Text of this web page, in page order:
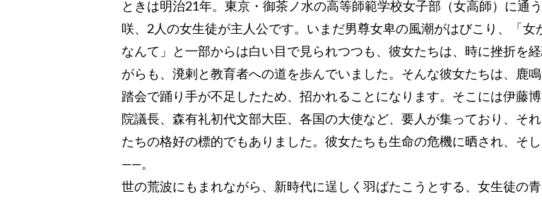
ときは明治21年。東京・御茶ノ水の高等師範学校女子部（女高師）に通
咲、2人の女生徒が主人公です。いまだ男尊女卑の風潮がはびこり、「女
なんて」と一部からは白い目で見られつつも、彼女たちは、時に挫折を
がらも、溌剌と教育者への道を歩んでいました。そんな彼女たちは、鹿
踏会で踊り手が不足したため、招かれることになります。そこには伊藤
院議長、森有礼初代文部大臣、各国の大使など、要人が集っており、そ
たちの格好の標的でもありました。彼女たちも生命の危機に晒され、そ
――。
世の荒波にもまれながら、新時代に逞しく羽ばたこうとする、女生徒の